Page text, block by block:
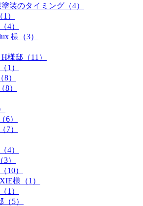
装のタイミング（4）
）
4）
様（3）
邸（11）
1）
）
）
）
7）
4）
）
10）
様（1）
1）
5）